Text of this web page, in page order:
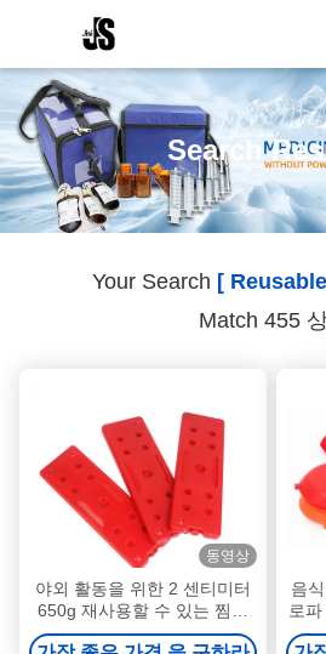
Search
Your Search [
Match 455
동영상
야외 활동을 위한 2 센티미터
650g 재사용할 수 있는 찜질
구
음
로
팩